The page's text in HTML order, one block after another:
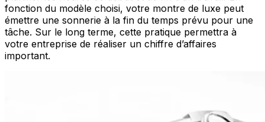
fonction du modèle choisi, votre montre de luxe peut
émettre une sonnerie à la fin du temps prévu pour une
tâche. Sur le long terme, cette pratique permettra à
votre entreprise de réaliser un chiffre d’affaires
important.